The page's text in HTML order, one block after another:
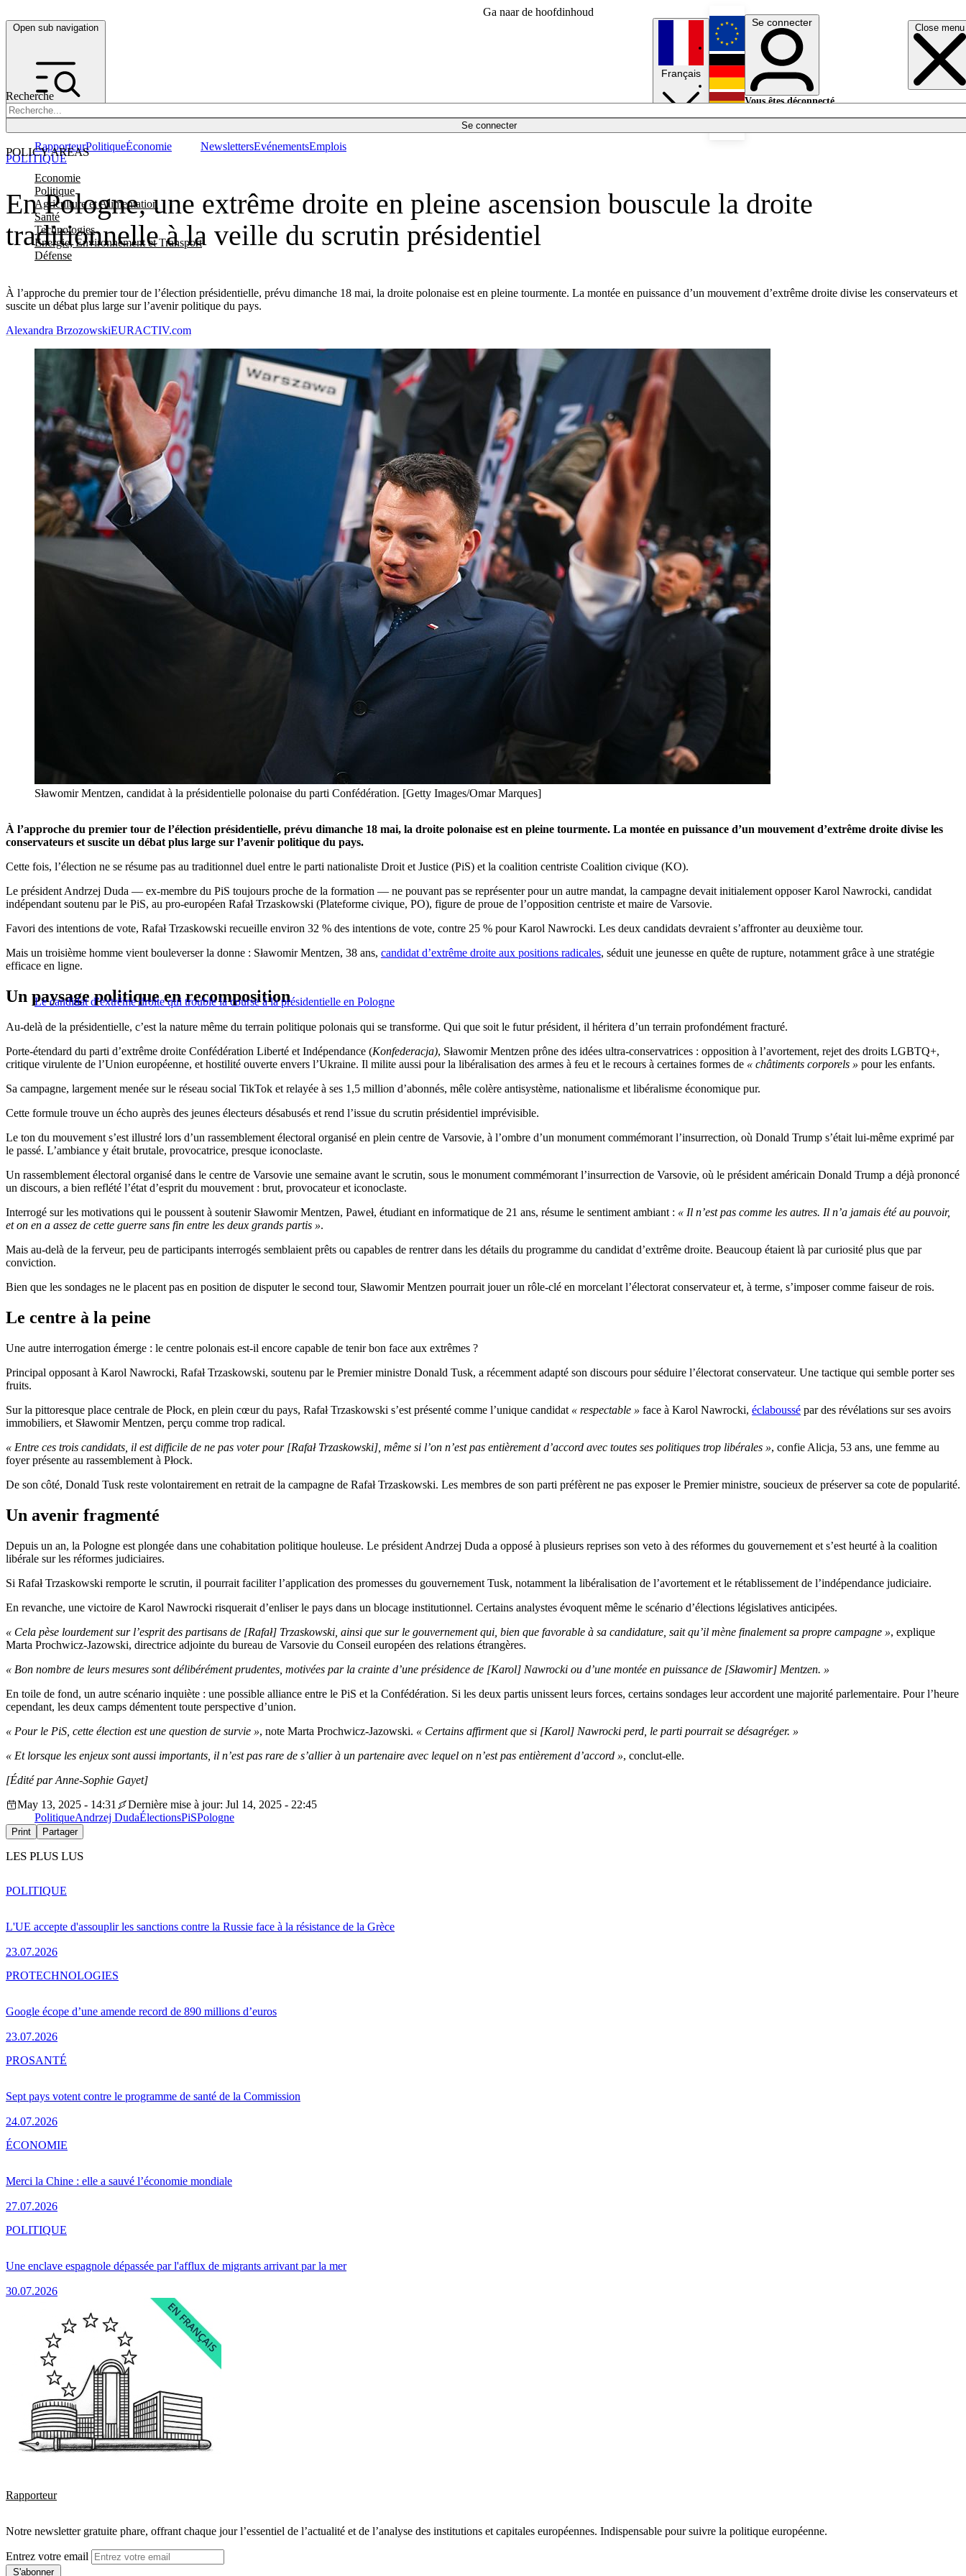
Ga naar de hoofdinhoud
Open sub navigation Close menu
Recherche
Se connecter
POLICY AREAS
Economie
Politique
Agriculture et Alimentation
Santé
Technologies
Energie, Environnement et Transport
Défense
RapporteurPolitiqueÉconomie NewslettersEvénementsEmplois
Français
English
Deutsch
Se connecter
Vous êtes déconnecté.
En Pologne, une extrême droite en pleine ascension bouscule la droite
traditionnelle à la veille du scrutin présidentiel
À l’approche du premier tour de l’élection présidentielle, prévu dimanche 18 mai, la droite polonaise est en pleine tourmente. La montée en puissance d’un mouvement d’extrême droite divise les conservateurs et
suscite un débat plus large sur l’avenir politique du pays.
POLITIQUE
Alexandra BrzozowskiEURACTIV.com
Sławomir Mentzen, candidat à la présidentielle polonaise du parti Confédération. [Getty Images/Omar Marques]
À l’approche du premier tour de l’élection présidentielle, prévu dimanche 18 mai, la droite polonaise est en pleine tourmente. La montée en puissance d’un mouvement d’extrême droite divise les
conservateurs et suscite un débat plus large sur l’avenir politique du pays.
Cette fois, l’élection ne se résume pas au traditionnel duel entre le parti nationaliste Droit et Justice (PiS) et la coalition centriste Coalition civique (KO).
Le président Andrzej Duda — ex-membre du PiS toujours proche de la formation — ne pouvant pas se représenter pour un autre mandat, la campagne devait initialement opposer Karol Nawrocki, candidat
indépendant soutenu par le PiS, au pro-européen Rafał Trzaskowski (Plateforme civique, PO), figure de proue de l’opposition centriste et maire de Varsovie.
Favori des intentions de vote, Rafał Trzaskowski recueille environ 32 % des intentions de vote, contre 25 % pour Karol Nawrocki. Les deux candidats devraient s’affronter au deuxième tour.
Mais un troisième homme vient bouleverser la donne : Sławomir Mentzen, 38 ans, candidat d’extrême droite aux positions radicales, séduit une jeunesse en quête de rupture, notamment grâce à une stratégie
efficace en ligne.
Le candidat d’extrême droite qui trouble la course à la présidentielle en Pologne
Un paysage politique en recomposition
Au-delà de la présidentielle, c’est la nature même du terrain politique polonais qui se transforme. Qui que soit le futur président, il héritera d’un terrain profondément fracturé.
Porte-étendard du parti d’extrême droite Confédération Liberté et Indépendance (Konfederacja), Sławomir Mentzen prône des idées ultra-conservatrices : opposition à l’avortement, rejet des droits LGBTQ+,
critique virulente de l’Union européenne, et hostilité ouverte envers l’Ukraine. Il milite aussi pour la libéralisation des armes à feu et le recours à certaines formes de « châtiments corporels » pour les enfants.
Sa campagne, largement menée sur le réseau social TikTok et relayée à ses 1,5 million d’abonnés, mêle colère antisystème, nationalisme et libéralisme économique pur.
Cette formule trouve un écho auprès des jeunes électeurs désabusés et rend l’issue du scrutin présidentiel imprévisible.
Le ton du mouvement s’est illustré lors d’un rassemblement électoral organisé en plein centre de Varsovie, à l’ombre d’un monument commémorant l’insurrection, où Donald Trump s’était lui-même exprimé par
le passé. L’ambiance y était brutale, provocatrice, presque iconoclaste.
Un rassemblement électoral organisé dans le centre de Varsovie une semaine avant le scrutin, sous le monument commémorant l’insurrection de Varsovie, où le président américain Donald Trump a déjà prononcé
un discours, a bien reflété l’état d’esprit du mouvement : brut, provocateur et iconoclaste.
Interrogé sur les motivations qui le poussent à soutenir Sławomir Mentzen, Paweł, étudiant en informatique de 21 ans, résume le sentiment ambiant : « Il n’est pas comme les autres. Il n’a jamais été au pouvoir,
et on en a assez de cette guerre sans fin entre les deux grands partis ».
Mais au-delà de la ferveur, peu de participants interrogés semblaient prêts ou capables de rentrer dans les détails du programme du candidat d’extrême droite. Beaucoup étaient là par curiosité plus que par
conviction.
Bien que les sondages ne le placent pas en position de disputer le second tour, Sławomir Mentzen pourrait jouer un rôle-clé en morcelant l’électorat conservateur et, à terme, s’imposer comme faiseur de rois.
Le centre à la peine
Une autre interrogation émerge : le centre polonais est-il encore capable de tenir bon face aux extrêmes ?
Principal opposant à Karol Nawrocki, Rafał Trzaskowski, soutenu par le Premier ministre Donald Tusk, a récemment adapté son discours pour séduire l’électorat conservateur. Une tactique qui semble porter ses
fruits.
Sur la pittoresque place centrale de Płock, en plein cœur du pays, Rafał Trzaskowski s’est présenté comme l’unique candidat « respectable » face à Karol Nawrocki, éclaboussé par des révélations sur ses avoirs
immobiliers, et Sławomir Mentzen, perçu comme trop radical.
« Entre ces trois candidats, il est difficile de ne pas voter pour [Rafał Trzaskowski], même si l’on n’est pas entièrement d’accord avec toutes ses politiques trop libérales », confie Alicja, 53 ans, une femme au
foyer présente au rassemblement à Płock.
De son côté, Donald Tusk reste volontairement en retrait de la campagne de Rafał Trzaskowski. Les membres de son parti préfèrent ne pas exposer le Premier ministre, soucieux de préserver sa cote de popularité.
Un avenir fragmenté
Depuis un an, la Pologne est plongée dans une cohabitation politique houleuse. Le président Andrzej Duda a opposé à plusieurs reprises son veto à des réformes du gouvernement et s’est heurté à la coalition
libérale sur les réformes judiciaires.
Si Rafał Trzaskowski remporte le scrutin, il pourrait faciliter l’application des promesses du gouvernement Tusk, notamment la libéralisation de l’avortement et le rétablissement de l’indépendance judiciaire.
En revanche, une victoire de Karol Nawrocki risquerait d’enliser le pays dans un blocage institutionnel. Certains analystes évoquent même le scénario d’élections législatives anticipées.
« Cela pèse lourdement sur l’esprit des partisans de [Rafał] Trzaskowski, ainsi que sur le gouvernement qui, bien que favorable à sa candidature, sait qu’il mène finalement sa propre campagne », explique
Marta Prochwicz-Jazowski, directrice adjointe du bureau de Varsovie du Conseil européen des relations étrangères.
« Bon nombre de leurs mesures sont délibérément prudentes, motivées par la crainte d’une présidence de [Karol] Nawrocki ou d’une montée en puissance de [Sławomir] Mentzen. »
En toile de fond, un autre scénario inquiète : une possible alliance entre le PiS et la Confédération. Si les deux partis unissent leurs forces, certains sondages leur accordent une majorité parlementaire. Pour l’heure
cependant, les deux camps démentent toute perspective d’union.
« Pour le PiS, cette élection est une question de survie », note Marta Prochwicz-Jazowski. « Certains affirment que si [Karol] Nawrocki perd, le parti pourrait se désagréger. »
« Et lorsque les enjeux sont aussi importants, il n’est pas rare de s’allier à un partenaire avec lequel on n’est pas entièrement d’accord », conclut-elle.
[Édité par Anne-Sophie Gayet]
May 13, 2025 - 14:31
Dernière mise à jour: Jul 14, 2025 - 22:45
PolitiqueAndrzej DudaÉlectionsPiSPologne
Print Partager
LES PLUS LUS
L'UE accepte d'assouplir les sanctions contre la Russie face à la résistance de la Grèce
23.07.2026
POLITIQUE
Google écope d’une amende record de 890 millions d’euros
23.07.2026
PROTECHNOLOGIES
Sept pays votent contre le programme de santé de la Commission
24.07.2026
PROSANTÉ
Merci la Chine : elle a sauvé l’économie mondiale
27.07.2026
ÉCONOMIE
Une enclave espagnole dépassée par l'afflux de migrants arrivant par la mer
30.07.2026
POLITIQUE
Rapporteur
Notre newsletter gratuite phare, offrant chaque jour l’essentiel de l’actualité et de l’analyse des institutions et capitales européennes. Indispensable pour suivre la politique européenne.
Entrez votre email
S'abonner